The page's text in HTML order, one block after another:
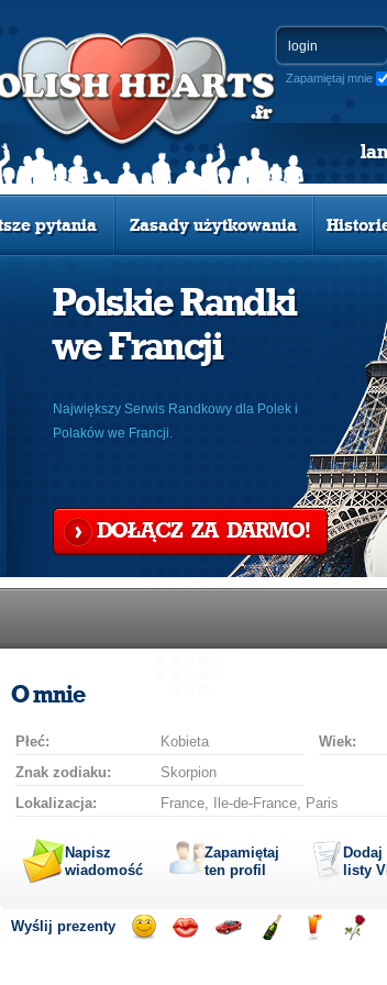
Zapamiętaj mnie
pytania Zasady użytkowania
Polskie Randki
we Francji
Największy Serwis Randkowy dla Polek i
Polaków we Francji.
DOŁĄCZ ZA DARMO!
O mnie
Płeć: Kobieta Wiek:
Znak zodiaku:
Skorpion
Lokalizacja:
France, Ile-de-France, Paris
Napisz
wiadomość
Zapamiętaj
ten profil
Dodaj
listy
Wyślij prezenty